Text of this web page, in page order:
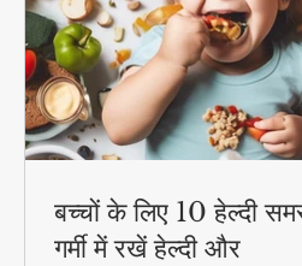
बच्चों के लिए 10 हेल्दी
गर्मी में रखें हेल्दी और